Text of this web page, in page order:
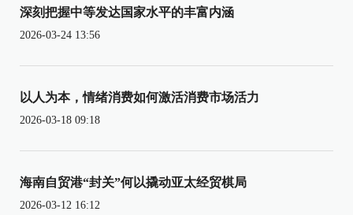
深刻把握中等发达国家水平的丰富内涵
2026-03-24 13:56
以人为本，情绪消费如何激活消费市场活力
2026-03-18 09:18
海南自贸港“封关”何以撬动亚太经贸棋局
2026-03-12 16:12